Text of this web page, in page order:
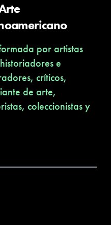
por artistas
e
críticos,
de arte,
coleccionistas y